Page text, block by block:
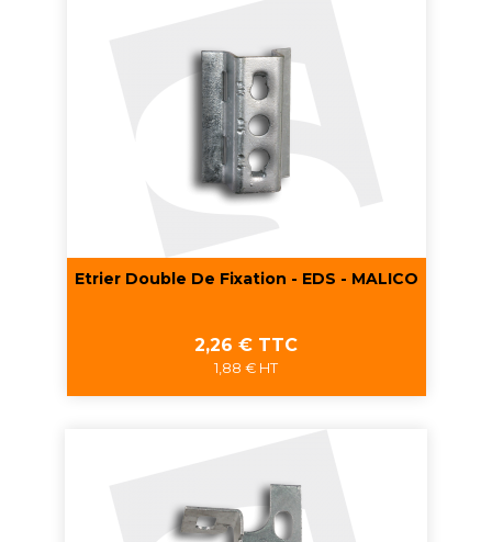
Etrier Double De Fixation - EDS - MALICO
Prix
2,26 € TTC
1,88 € HT